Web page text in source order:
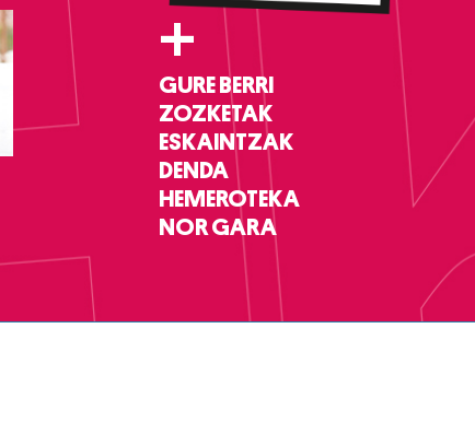
+
GURE BERRI
ZOZKETAK
ESKAINTZAK
DENDA
HEMEROTEKA
NOR GARA